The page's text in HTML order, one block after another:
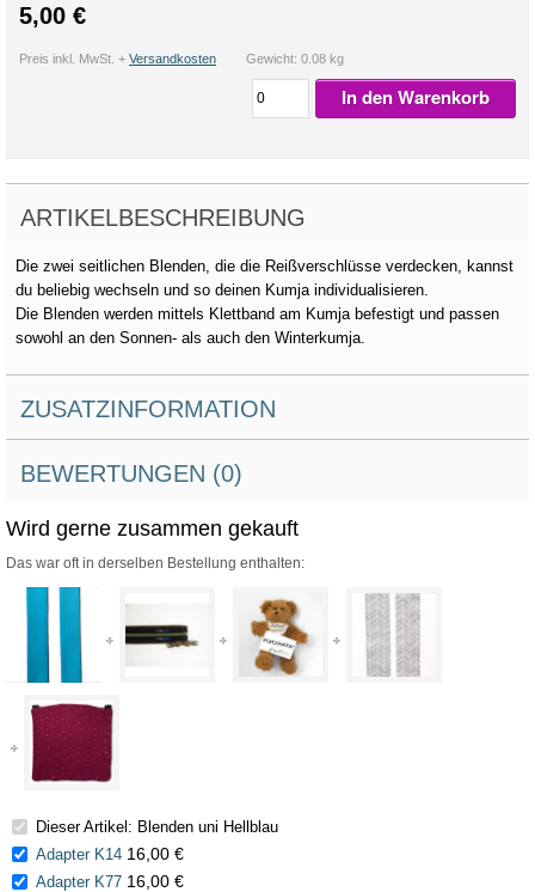
5,00 €
Preis inkl. MwSt. + Versandkosten Gewicht: 0.08 kg
In den Warenkorb
ARTIKELBESCHREIBUNG
Die zwei seitlichen Blenden, die die Reißverschlüsse verdecken, kannst
du beliebig wechseln und so deinen Kumja individualisieren.
Die Blenden werden mittels Klettband am Kumja befestigt und passen
sowohl an den Sonnen- als auch den Winterkumja.
ZUSATZINFORMATION
BEWERTUNGEN (0)
Wird gerne zusammen gekauft
Das war oft in derselben Bestellung enthalten:
Dieser Artikel: Blenden uni Hellblau
Adapter K14 16,00 €
Adapter K77 16,00 €